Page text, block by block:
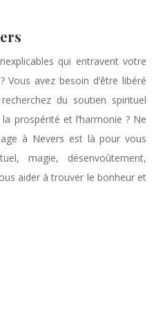
qui entravent votre
avez besoin d’être libéré
du soutien spirituel
prospérité et l’harmonie ? Ne
à Nevers est là pour vous
magie, désenvoûtement,
aider à trouver le bonheur et